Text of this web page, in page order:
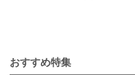
おすすめ特集